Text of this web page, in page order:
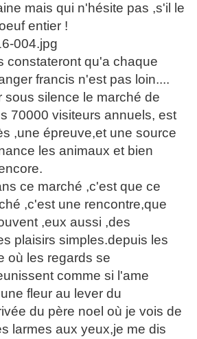
mais qui n'hésite pas ,s'il le
entier !
constateront qu'a chaque
francis n'est pas loin....
sous silence le marché de
70000 visiteurs annuels, est
,une épreuve,et une source
les animaux et bien
ce marché ,c'est que ce
,c'est une rencontre,que
,eux aussi ,des
plaisirs simples.depuis les
où les regards se
comme si l'ame
fleur au lever du
du père noel où je vois de
larmes aux yeux,je me dis